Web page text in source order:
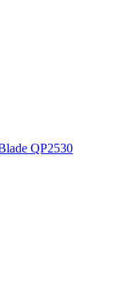
QP2530